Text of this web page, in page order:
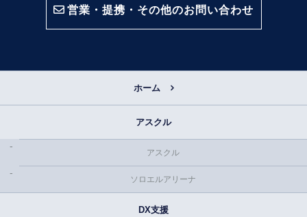
営業・提携・その他のお問い合わせ
ホーム
アスクル
アスクル
ソロエルアリーナ
DX支援